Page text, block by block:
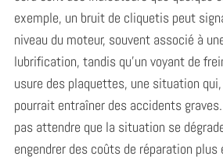
exemple, un bruit de cliquetis peut
niveau du moteur, souvent associé à
lubrification, tandis qu’un voyant de
usure des plaquettes, une situation
pourrait entraîner des accidents
pas attendre que la situation se
engendrer des coûts de réparation plus
e
a
r
c
f
o